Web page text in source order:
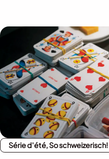
Série d'été, So schweizerisch!